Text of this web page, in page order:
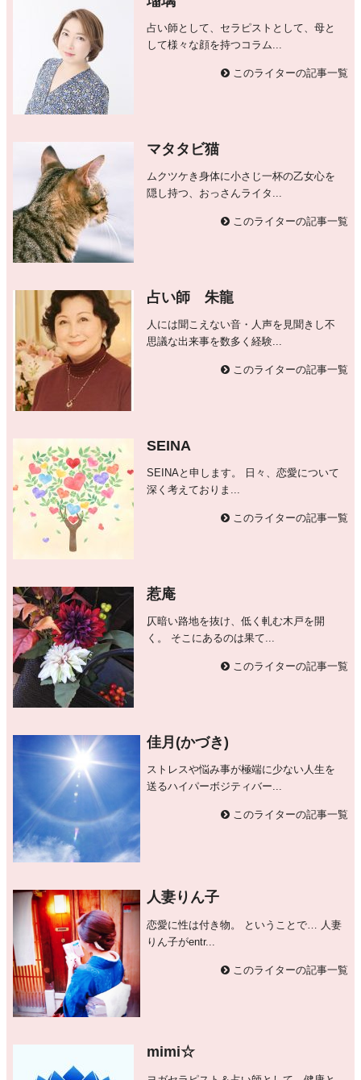
占い師として、セラピストとして、母と
して様々な顔を持つコラム...
このライターの記事一覧
マタタビ猫
ムクツケき身体に小さじ一杯の乙女心を
隠し持つ、おっさんライタ...
このライターの記事一覧
占い師 朱龍
人には聞こえない音・人声を見聞きし不
思議な出来事を数多く経験...
このライターの記事一覧
SEINA
SEINAと申します。 日々、恋愛について
深く考えておりま...
このライターの記事一覧
惹庵
仄暗い路地を抜け、低く軋む木戸を開
く。 そこにあるのは果て...
このライターの記事一覧
佳月(かづき)
ストレスや悩み事が極端に少ない人生を
送るハイパーボジティバー...
このライターの記事一覧
人妻りん子
恋愛に性は付き物。 ということで… 人妻
りん子がentr...
このライターの記事一覧
mimi☆